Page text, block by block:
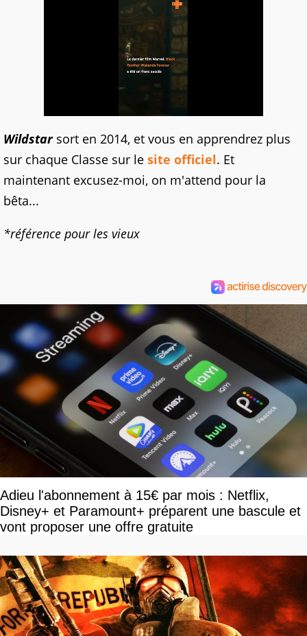
Wildstar sort en 2014, et vous en apprendrez plus
sur chaque Classe sur le site officiel. Et
maintenant excusez-moi, on m'attend pour la
bêta...
*référence pour les vieux
Adieu l'abonnement à 15€ par mois : Netflix,
Disney+ et Paramount+ préparent une bascule et
vont proposer une offre gratuite